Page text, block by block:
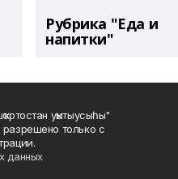
Рубрика "Еда и
напитки"
уҡытыусыһы"
только с
данных